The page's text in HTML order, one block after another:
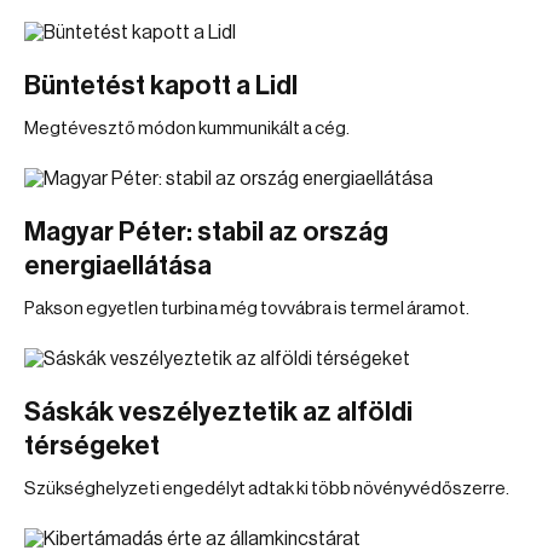
Büntetést kapott a Lidl
Megtévesztő módon kummunikált a cég.
Magyar Péter: stabil az ország
energiaellátása
Pakson egyetlen turbina még tovvábra is termel áramot.
Sáskák veszélyeztetik az alföldi
térségeket
Szükséghelyzeti engedélyt adtak ki több növényvédőszerre.